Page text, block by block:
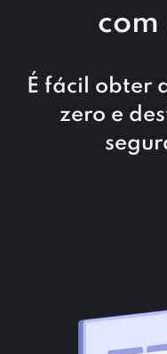
com
É fácil obter
zero e